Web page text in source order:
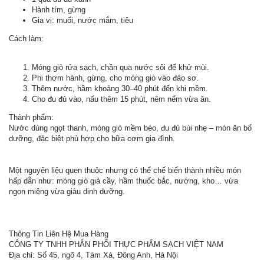
Hành tím, gừng
Gia vị: muối, nước mắm, tiêu
Cách làm:
Móng giò rửa sạch, chần qua nước sôi để khử mùi.
Phi thơm hành, gừng, cho móng giò vào đảo sơ.
Thêm nước, hầm khoảng 30–40 phút đến khi mềm.
Cho đu đủ vào, nấu thêm 15 phút, nêm nếm vừa ăn.
Thành phẩm:
Nước dùng ngọt thanh, móng giò mềm béo, đu đủ bùi nhẹ – món ăn bổ
dưỡng, đặc biệt phù hợp cho bữa cơm gia đình.
Một nguyên liệu quen thuộc nhưng có thể chế biến thành nhiều món
hấp dẫn như: móng giò giả cầy, hầm thuốc bắc, nướng, kho… vừa
ngon miệng vừa giàu dinh dưỡng.
Thông Tin Liên Hệ Mua Hàng
CÔNG TY TNHH PHÂN PHỐI THỰC PHẨM SẠCH VIỆT NAM
Địa chỉ: Số 45, ngõ 4, Tàm Xá, Đông Anh, Hà Nội